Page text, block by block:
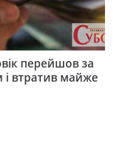
перейшов за
втратив майже